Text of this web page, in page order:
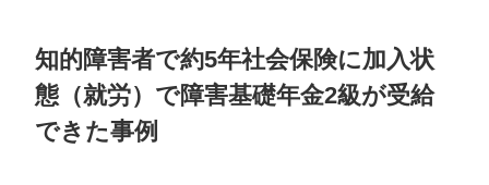
知的障害者で約5年社会保険に加入状
態（就労）で障害基礎年金2級が受給
できた事例